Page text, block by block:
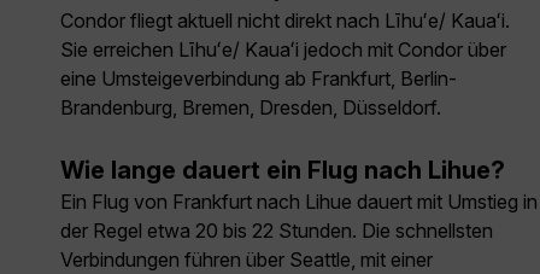
Condor fliegt aktuell nicht direkt nach Līhuʻe/ Kauaʻi.
Sie erreichen Līhuʻe/ Kauaʻi jedoch mit Condor über
eine Umsteigeverbindung ab Frankfurt, Berlin-
Brandenburg, Bremen, Dresden, Düsseldorf.
Wie lange dauert ein Flug nach Lihue?
Ein Flug von Frankfurt nach Lihue dauert mit Umstieg in
der Regel etwa 20 bis 22 Stunden. Die schnellsten
Verbindungen führen über Seattle, mit einer